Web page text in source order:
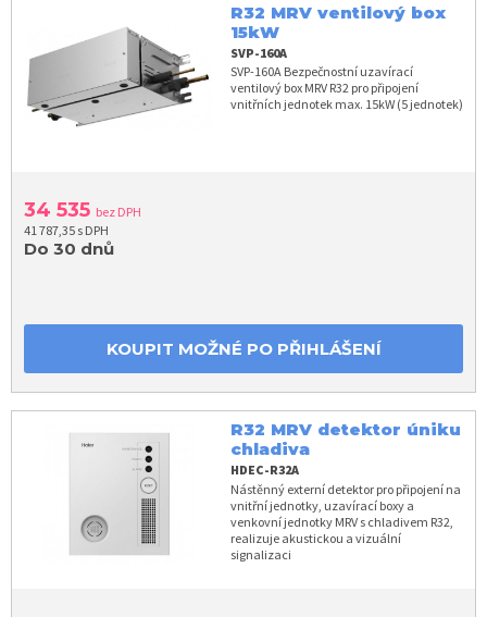
R32 MRV ventilový box
15kW
SVP-160A
SVP-160A Bezpečnostní uzavírací
ventilový box MRV R32 pro připojení
vnitřních jednotek max. 15kW (5 jednotek)
34 535 bez DPH
41 787,35 s DPH
Do 30 dnů
KOUPIT MOŽNÉ PO PŘIHLÁŠENÍ
R32 MRV detektor úniku
chladiva
HDEC-R32A
Nástěnný externí detektor pro připojení na
vnitřní jednotky, uzavírací boxy a
venkovní jednotky MRV s chladivem R32,
realizuje akustickou a vizuální
signalizaci